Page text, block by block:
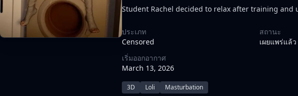
Student Rachel decided to relax after training and
ประเภท
Censored
สถานะ
เผยแพร่แล้ว
เริ่มออกอากาศ
March 13, 2026
3D Loli Masturbation